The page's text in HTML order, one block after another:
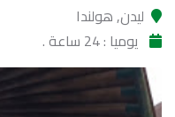
ليدن, هولندا
يوميا : 24 ساعة .